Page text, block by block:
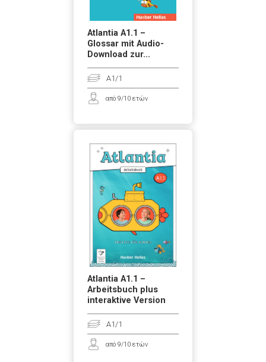
Atlantia A1.1 –
Glossar mit Audio-
Download zur...
A1/1
από 9/10 ετών
Atlantia A1.1 –
Arbeitsbuch plus
interaktive Version
A1/1
από 9/10 ετών